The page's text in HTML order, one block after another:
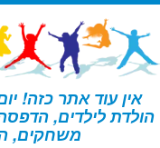
דלג
לתוכן
אין עוד אתר כזה!
הולדת לילדים,
משחקים, דף הבית » מתכונים לעוגות